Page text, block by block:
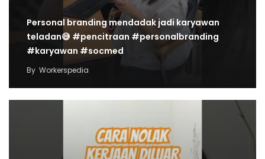
Personal branding mendadak jadi karyawan
teladan😅 #pencitraan #personalbranding
#karyawan #socmed
By Workerspedia